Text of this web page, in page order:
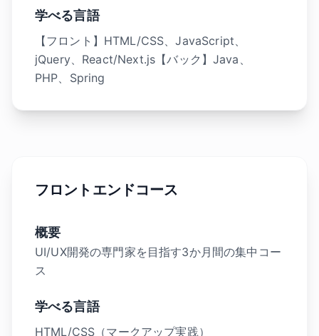
学べる言語
【フロント】HTML/CSS、JavaScript、
jQuery、React/Next.js【バック】Java、
PHP、Spring
フロントエンドコース
概要
UI/UX開発の専門家を目指す3か月間の集中コー
ス
学べる言語
HTML/CSS（マークアップ実践）